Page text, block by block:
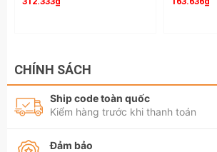
CHÍNH SÁCH
Ship code toàn quốc
Kiểm hàng trước khi thanh toán
Đảm bảo